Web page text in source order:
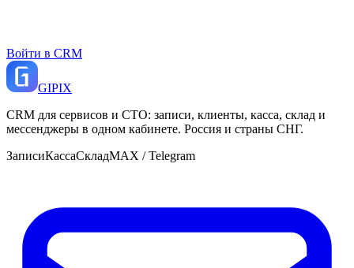
Войти в CRM
GIPIX
CRM для сервисов и СТО: записи, клиенты, касса, склад и
мессенджеры в одном кабинете. Россия и страны СНГ.
ЗаписиКассаСкладMAX / Telegram